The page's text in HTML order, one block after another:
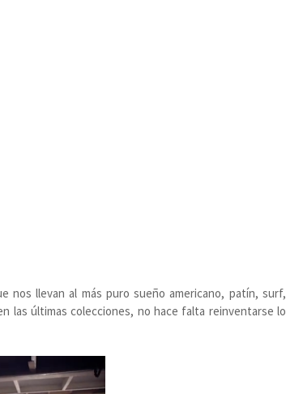
nos llevan al más puro sueño americano, patín, surf,
las últimas colecciones, no hace falta reinventarse lo